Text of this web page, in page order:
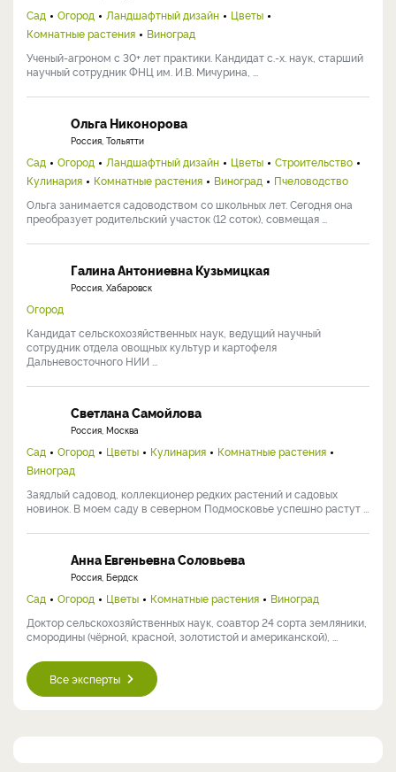
Сад Огород Ландшафтный дизайн
Цветы
Комнатные растения
Виноград
Ученый-агроном с 30+ лет практики. Кандидат с.-х. наук, старший
научный сотрудник ФНЦ им. И.В. Мичурина, ...
Ольга Никонорова
Россия, Тольятти
Сад Огород Ландшафтный дизайн Цветы
Строительство
Кулинария
Комнатные растения Виноград
Пчеловодство
Ольга занимается садоводством со школьных лет. Сегодня она
преобразует родительский участок (12 соток), совмещая ...
Галина Антониевна Кузьмицкая
Россия, Хабаровск
Огород
Кандидат сельскохозяйственных наук, ведущий научный
сотрудник отдела овощных культур и картофеля
Дальневосточного НИИ ...
Светлана Самойлова
Россия, Москва
Сад Огород Цветы Кулинария
Комнатные растения
Виноград
Заядлый садовод, коллекционер редких растений и садовых
новинок. В моем саду в северном Подмосковье успешно растут ...
Анна Евгеньевна Соловьева
Россия, Бердск
Сад Огород Цветы Комнатные растения
Виноград
Доктор сельскохозяйственных наук, соавтор 24 сорта земляники,
смородины (чёрной, красной, золотистой и американской), ...
Все эксперты